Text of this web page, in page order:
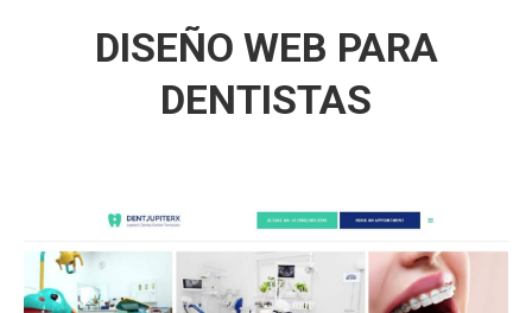
DISEÑO WEB PARA
DENTISTAS